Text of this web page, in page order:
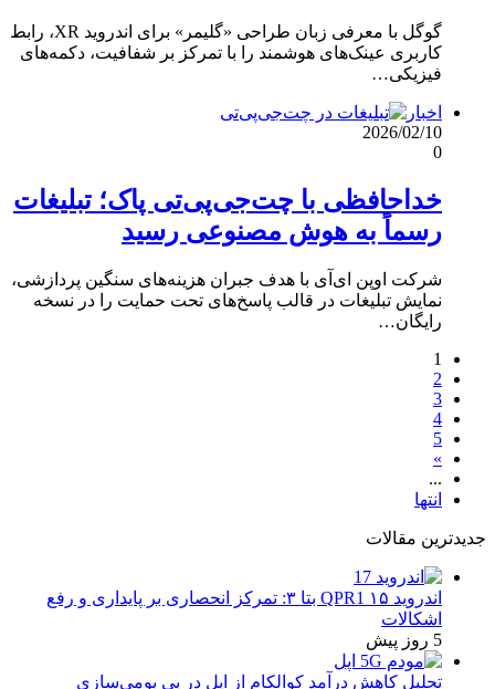
گوگل با معرفی زبان طراحی «گلیمر» برای اندروید XR، رابط
کاربری عینک‌های هوشمند را با تمرکز بر شفافیت، دکمه‌های
فیزیکی…
اخبار
2026/02/10
0
خداحافظی با چت‌جی‌پی‌تی پاک؛ تبلیغات
رسماً به هوش مصنوعی رسید
شرکت اوپن‌ ای‌آی با هدف جبران هزینه‌های سنگین پردازشی،
نمایش تبلیغات در قالب پاسخ‌های تحت حمایت را در نسخه
رایگان…
1
2
3
4
5
»
...
انتها
جدیدترین مقالات
اندروید ۱۵ QPR1 بتا ۳: تمرکز انحصاری بر پایداری و رفع
اشکالات
5 روز پیش
تحلیل کاهش درآمد کوالکام از اپل در پی بومی‌سازی